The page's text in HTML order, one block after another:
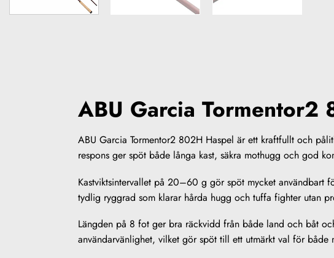
ABU Garcia
ABU Garcia Tormentor2 802H Haspel är ett kraftfullt och
respons ger spöt både långa kast, säkra mothugg och god
Kastviktsintervallet på 20–60 g gör spöt mycket användbart
tydlig ryggrad som klarar hårda hugg och tuffa fighter utan
Längden på 8 fot ger bra räckvidd från både land och båt
användarvänlighet, vilket gör spöt till ett utmärkt val för både